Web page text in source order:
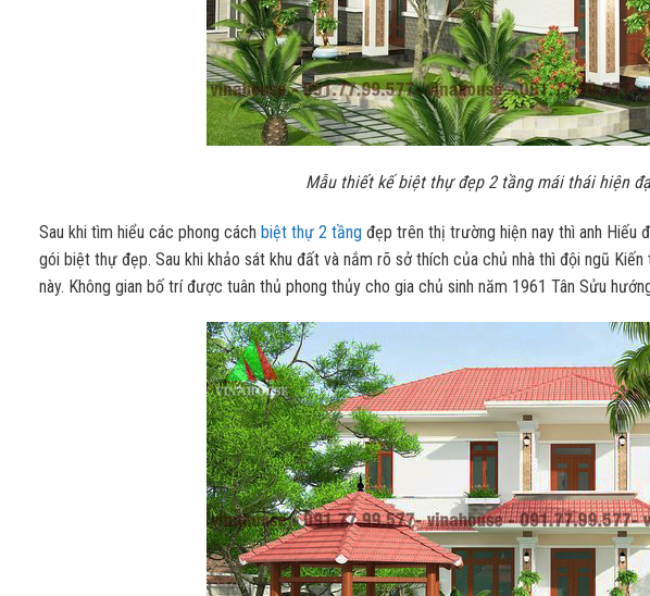
Mẫu thiết kế biệt thự đẹp 2 tầng mái thái hiện
Sau khi tìm hiểu các phong cách biệt thự 2 tầng đẹp trên thị trường hiện nay thì anh Hiếu
gói biệt thự đẹp. Sau khi khảo sát khu đất và nắm rõ sở thích của chủ nhà thì đội ngũ
này. Không gian bố trí được tuân thủ phong thủy cho gia chủ sinh năm 1961 Tân Sửu